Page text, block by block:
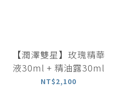
【潤澤雙星】玫瑰精華
液30ml + 精油露30ml
NT$2,100